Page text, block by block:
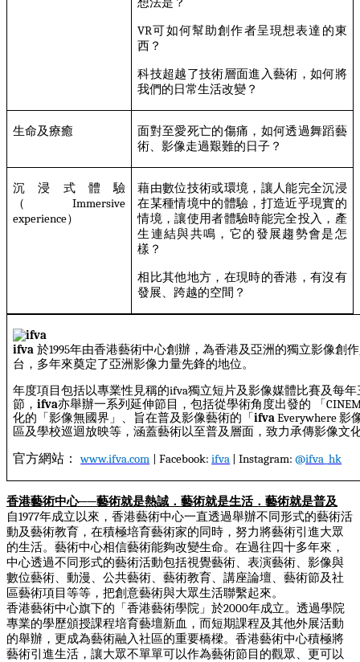
VR可如何幫助創作者呈現想表達的東
西？
科技超越了技術層面進入藝術，如何將
我們的日常生活改變？
生命及療癒
面對至愛死亡的傷痛，如何透過舞蹈藝
術、影像走過艱難的日子？
沉浸式體驗
（ Immersive
experience）
藉由數位技術或環境，讓人能完全沉浸
在某種情境中的體驗，打造近乎現實的
情境，讓使用者體驗時能完全投入，產
生連結與共鳴，它的發展趨勢會是怎
樣？
相比其他地方，在現時的香港，有沒有
發展、跨越的空間？
ifva 於1995年由香港藝術中心創辦，為香港及亞洲的獨立影像創
台，多年來奠定了亞洲影像力量先鋒的地位。
年度項目包括以專業性見稱的ifva獨立短片及影像媒體比賽及每
節，ifva亦舉辦一系列延伸節目，包括從學術角度出發的 「
化的「影像無國界」、旨在普及影像藝術的「ifvaEverywhere影
區及學校巡迴放映等，涵蓋藝術以至普及層面，致力承傳影像文
官方網站 ： www.ifva.com | Facebook:ifva | Instagram:@ifva_hk
香港藝術中心──藝術就是熱誠．藝術就是生活．藝術就是普及
自1977年成立以來，香港藝術中心一直透過舉辦不同形式的藝術活
動及藝術教育，在積極培育藝術家的同時，努力將藝術引進大眾
的生活。藝術中心相信藝術能夠改變生命。在過往四十多年來，
中心透過不同形式的藝術活動包括視覺藝術、表演藝術、影像與
數位藝術、動漫、公共藝術、藝術教育、講座論壇、藝術節及社
區藝術項目等等，把創意藝術與大眾生活聯繫起來。
香港藝術中心旗下的「香港藝術學院」於2000年成立。透過學院
專業的學歷頒授課程培育藝壇新血，而短期課程及其他外展活動
的舉辦，更成為藝術融入社區的重要橋樑。香港藝術中心積極將
藝術引進生活，讓大眾不單單可以作為藝術節目的觀眾、更可以